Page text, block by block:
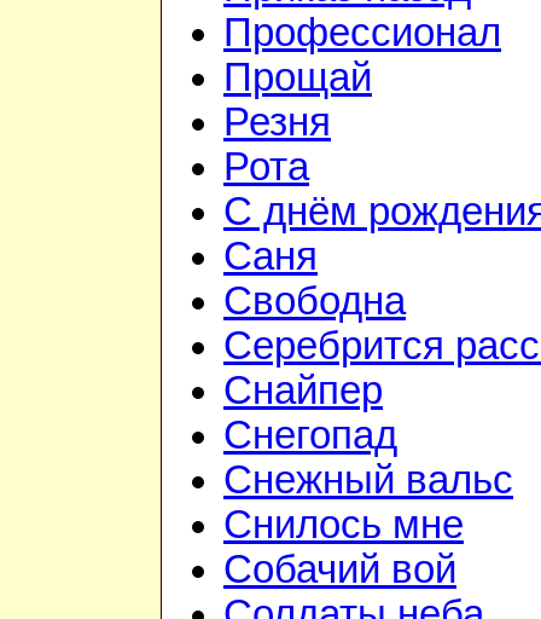
Профессионал
Прощай
Резня
Рота
С днём
Саня
Свободна
Серебрится
Снайпер
Снегопад
Снежный вальс
Снилось мне
Собачий вой